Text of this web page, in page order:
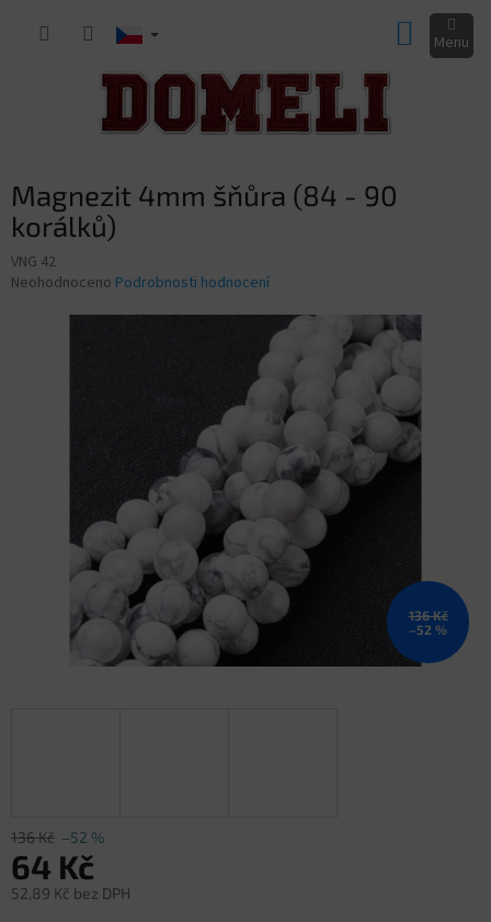
KOŠÍK
Magnezit 4mm šňůra (84 - 90
korálků)
VNG 42
Průměrné
Neohodnoceno Podrobnosti hodnocení
136 Kč
–52 %
136 Kč –52 %
64 Kč
52,89 Kč bez DPH